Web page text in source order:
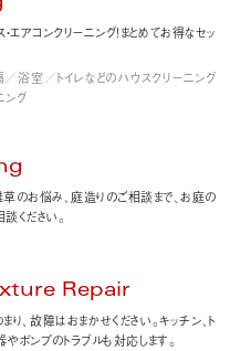
アコンクリーニング！まとめてお得なセッ
浴室／トイレなどのハウスクリーニング
ング
のお悩み、庭造りのご相談まで、お庭の
ください。
Repair
り、故障はおまかせください。キッチン、ト
ポンプのトラブルも対応します。